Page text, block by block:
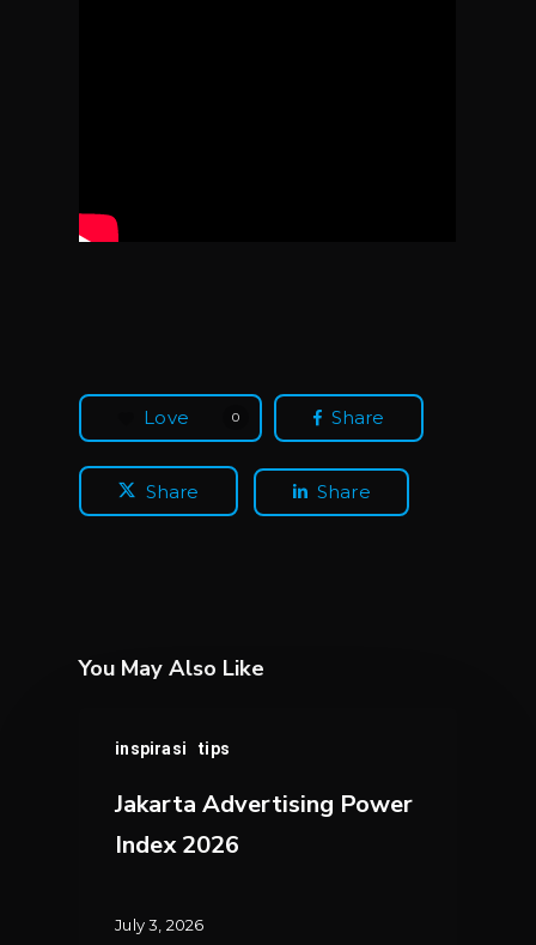
Love 0 Share
Share Share
You May Also Like
inspirasi tips
Advertising
Power
2026
Jakarta Advertising Power
Index 2026
July 3, 2026